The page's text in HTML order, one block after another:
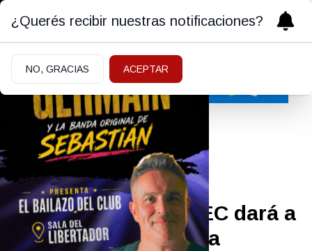
Actualidad
11/06/2026
Expectativa: el INDEC dará a
conocer esta tarde la
¿Querés recibir nuestras notificaciones?
NO, GRACIAS ACEPTAR